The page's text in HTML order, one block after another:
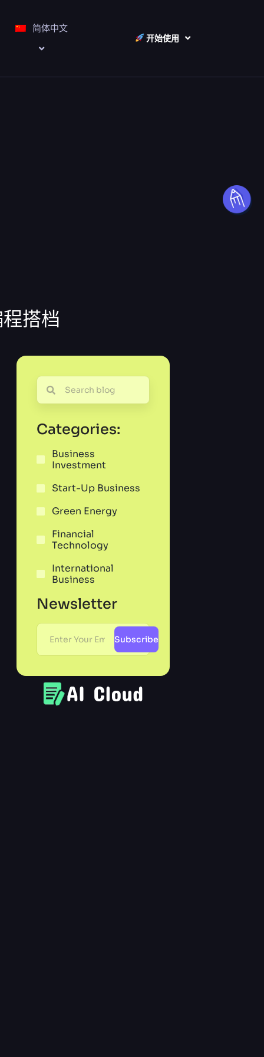
简体中文
开始使用
搭档
Categories:
Business
Investment
Start-Up Business
Green Energy
Financial
Technology
International
Business
Newsletter
Subscribe